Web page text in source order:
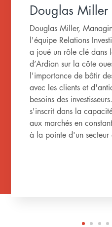
Douglas Miller
Douglas Miller,
l'équipe Relations
a joué un rôle clé dans
d’Ardian sur la côte
l'importance de bâtir
avec les clients et
besoins des
s'inscrit dans la
aux marchés en
à la pointe d'un secteur